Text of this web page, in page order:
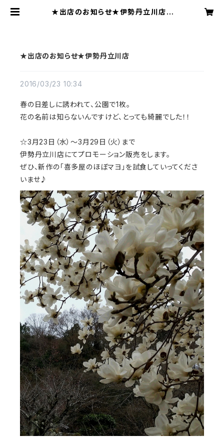
★出店のお知らせ★伊勢丹立川店 |
★出店のお知らせ★伊勢丹立川店
2016/03/23 10:34
春の日差しに誘われて、公園で1枚。
花の名前は知らないんですけど、とっても綺麗でした！！
☆3月23日（水）～3月29日（火）まで
伊勢丹立川店にてプロモーション販売をします。
ぜひ、新作の「喜多屋のほぼマヨ」を試食していってくださ
いませ♪